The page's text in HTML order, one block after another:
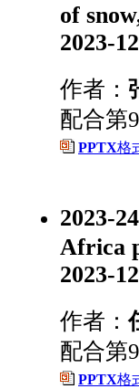
of
2023-
作者：
配合
PPTX格
2023-
Africa
2023-
作者：
配合
PPTX格